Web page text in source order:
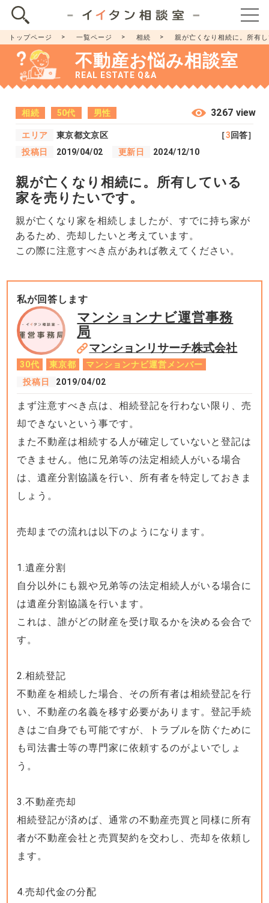
トップページ 一覧ページ 相続 親が亡くなり相続に。所有
不動産お悩み相談室
REAL ESTATE Q&A
相続 50代 男性
エリア
東京都文京区
投稿日
2019/04/02 更新日 2024/12/10
［3回答］
3267 view
親が亡くなり相続に。所有している
家を売りたいです。
親が亡くなり家を相続しましたが、すでに持ち家が
あるため、売却したいと考えています。
この際に注意すべき点があれば教えてください。
私が回答します
マンションナビ運営事務
局
マンションリサーチ株式会社
30代 東京都
マンションナビ運営メンバー
投稿日
2019/04/02
まず注意すべき点は、相続登記を行わない限り、売
却できないという事です。
また不動産は相続する人が確定していないと登記は
できません。他に兄弟等の法定相続人がいる場合
は、遺産分割協議を行い、所有者を特定しておきま
しょう。
売却までの流れは以下のようになります。
1.遺産分割
自分以外にも親や兄弟等の法定相続人がいる場合に
は遺産分割協議を行います。
これは、誰がどの財産を受け取るかを決める会合で
す。
2.相続登記
不動産を相続した場合、その所有者は相続登記を行
い、不動産の名義を移す必要があります。登記手続
きはご自身でも可能ですが、トラブルを防ぐために
も司法書士等の専門家に依頼するのがよいでしょ
う。
3.不動産売却
相続登記が済めば、通常の不動産売買と同様に所有
者が不動産会社と売買契約を交わし、売却を依頼し
ます。
4.売却代金の分配